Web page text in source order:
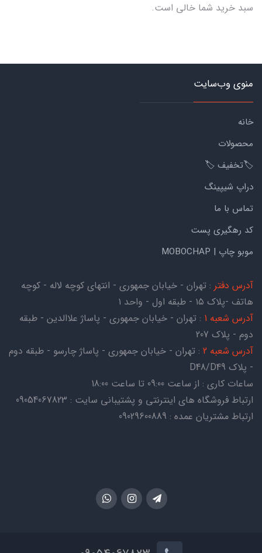
سبد خرید شما خالی است.
منوی وب‌سایت
خانه
محصولات
🏷️تخفیف 🏷️
دراپ شیپینگ
تماس با ما
کد رهگیری پست
موبو چاپ | MOBOCHAP
آدرس دفتر : تهران - خیابان جمهوری - انتهای کوچه لاله - کوچه
هاتف -پلاک ۱۵ - طبقه اول - واحد ۱
آدرس شعبه 1
: تهران - خیابان جمهوری - پاساژ علاالدین - طبقه
دوم - پلاک 207
آدرس شعبه 2
: تهران - خیابان جمهوری - پاساژ چارسو - طبقه دوم
- پلاک D48/D49
ساعات کاری : از ساعت 09:00 تا ساعت 18:00
ارتباط فروشگاه های اینترنتی و پشتیبانی سایت : 09054067823
ارتباط مشتریان عمده : 09029600889